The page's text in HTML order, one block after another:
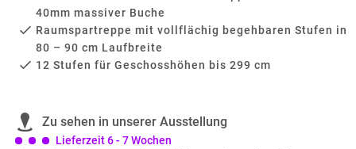
40mm massiver Buche
Raumspartreppe mit vollflächig begehbaren Stufen in
80 – 90 cm Laufbreite
12 Stufen für Geschosshöhen bis 299 cm
Zu sehen in unserer Ausstellung
Lieferzeit 6 - 7 Wochen